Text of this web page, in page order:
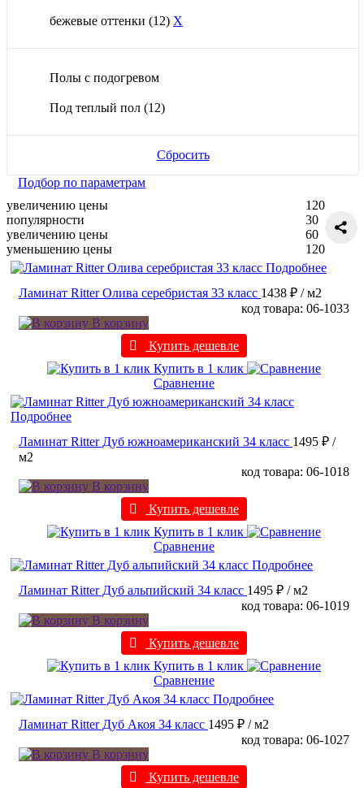
бежевые оттенки (12) X
Полы с подогревом
Под теплый пол (12)
Сбросить
Подбор по параметрам
увеличению цены
популярности
увеличению цены
уменьшению цены
120
30
60
120
Подробнее
Ламинат Ritter Олива серебристая 33 класс 1438 ₽ / м2
код товара: 06-1033
В корзину
Купить дешевле
Купить в 1 клик
Сравнение
Подробнее
Ламинат Ritter Дуб южноамериканский 34 класс 1495 ₽ /
м2
код товара: 06-1018
В корзину
Купить дешевле
Купить в 1 клик
Сравнение
Подробнее
Ламинат Ritter Дуб альпийский 34 класс 1495 ₽ / м2
код товара: 06-1019
В корзину
Купить дешевле
Купить в 1 клик
Сравнение
Подробнее
Ламинат Ritter Дуб Акоя 34 класс 1495 ₽ / м2
код товара: 06-1027
В корзину
Купить дешевле